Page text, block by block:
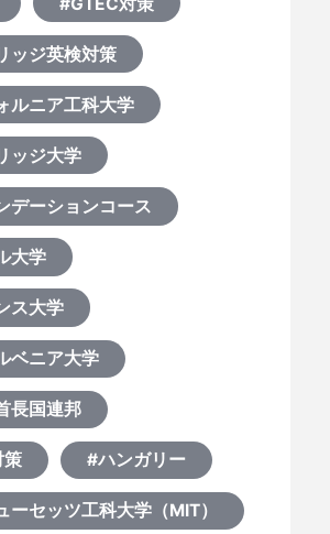
ッジ英検対策
ルニア工科大学
ッジ大学
デーションコース
大学
ス大学
ベニア大学
長国連邦
策 #ハンガリー
ーセッツ工科大学（MIT）